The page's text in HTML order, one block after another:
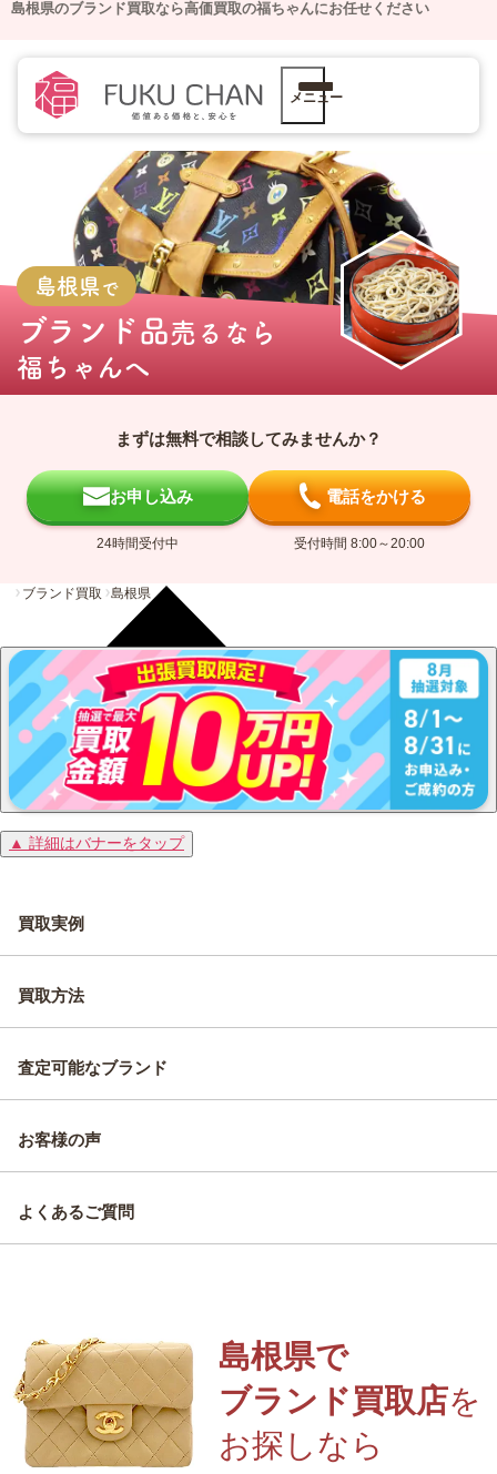
島根県のブランド買取なら高価買取の福ちゃんにお任せください
メニュー
島根県で
ブランド品売るなら
福ちゃんへ
まずは無料で相談してみませんか？
お申し込み
24時間受付中
電話をかける
受付時間 8:00～20:00
ブランド買取 島根県
▲ 詳細はバナーをタップ
買取実例
買取方法
査定可能なブランド
お客様の声
よくあるご質問
島根県で
ブランド買取店を
お探しなら